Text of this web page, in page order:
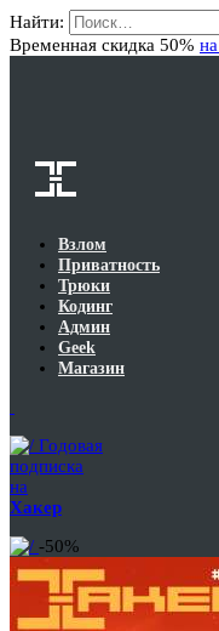
Найти:
Временная скидка 50%
Взлом
Приватность
Трюки
Кодинг
Админ
Geek
Магазин
Годовая
подписка
на
Хакер
-50%